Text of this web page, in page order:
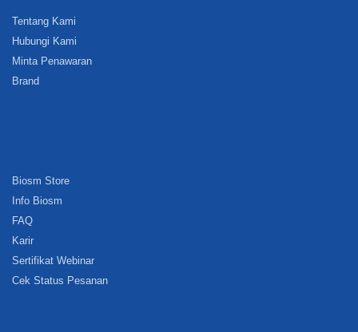
Tentang Kami
Hubungi Kami
Minta Penawaran
Brand
Biosm Store
Info Biosm
FAQ
Karir
Sertifikat Webinar
Cek Status Pesanan